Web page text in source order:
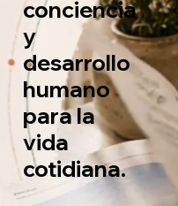
conciencia
y
desarrollo
humano
para la
vida
cotidiana.